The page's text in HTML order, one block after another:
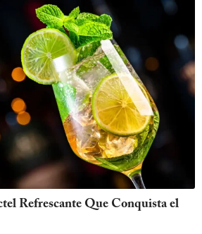
Refrescante Que Conquista el